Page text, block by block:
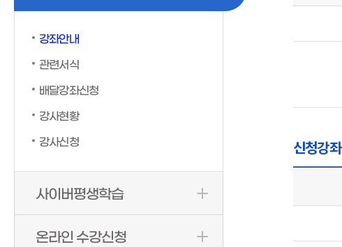
강좌안내
관련서식
배달강좌신청
강사현황
강사신청
사이버평생학습
온라인 수강신청
신청강좌